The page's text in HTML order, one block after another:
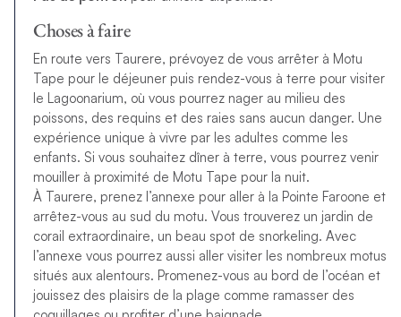
Choses à faire
En route vers Taurere, prévoyez de vous arrêter à Motu
Tape pour le déjeuner puis rendez-vous à terre pour visiter
le Lagoonarium, où vous pourrez nager au milieu des
poissons, des requins et des raies sans aucun danger. Une
expérience unique à vivre par les adultes comme les
enfants. Si vous souhaitez dîner à terre, vous pourrez venir
mouiller à proximité de Motu Tape pour la nuit.
À Taurere, prenez l’annexe pour aller à la Pointe Faroone et
arrêtez-vous au sud du motu. Vous trouverez un jardin de
corail extraordinaire, un beau spot de snorkeling. Avec
l’annexe vous pourrez aussi aller visiter les nombreux motus
situés aux alentours. Promenez-vous au bord de l’océan et
jouissez des plaisirs de la plage comme ramasser des